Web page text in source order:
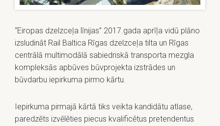
“Eiropas dzelzceļa līnijas” 2017.gada aprīļa vidū plāno
izsludināt Rail Baltica Rīgas dzelzceļa tilta un Rīgas
centrālā multimodālā sabiedriskā transporta mezgla
kompleksās apbūves būvprojekta izstrādes un
būvdarbu iepirkuma pirmo kārtu.
Iepirkuma pirmajā kārtā tiks veikta kandidātu atlase,
paredzēts izvēlēties piecus kvalificētus pretendentus